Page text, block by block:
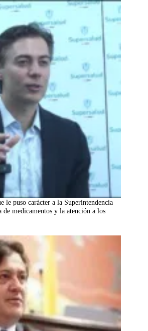
le puso carácter a la Superintendencia
de medicamentos y la atención a los